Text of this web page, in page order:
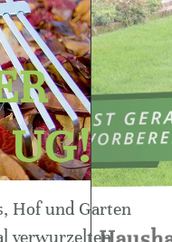
UG!
Hof und Garten
verwurzelten